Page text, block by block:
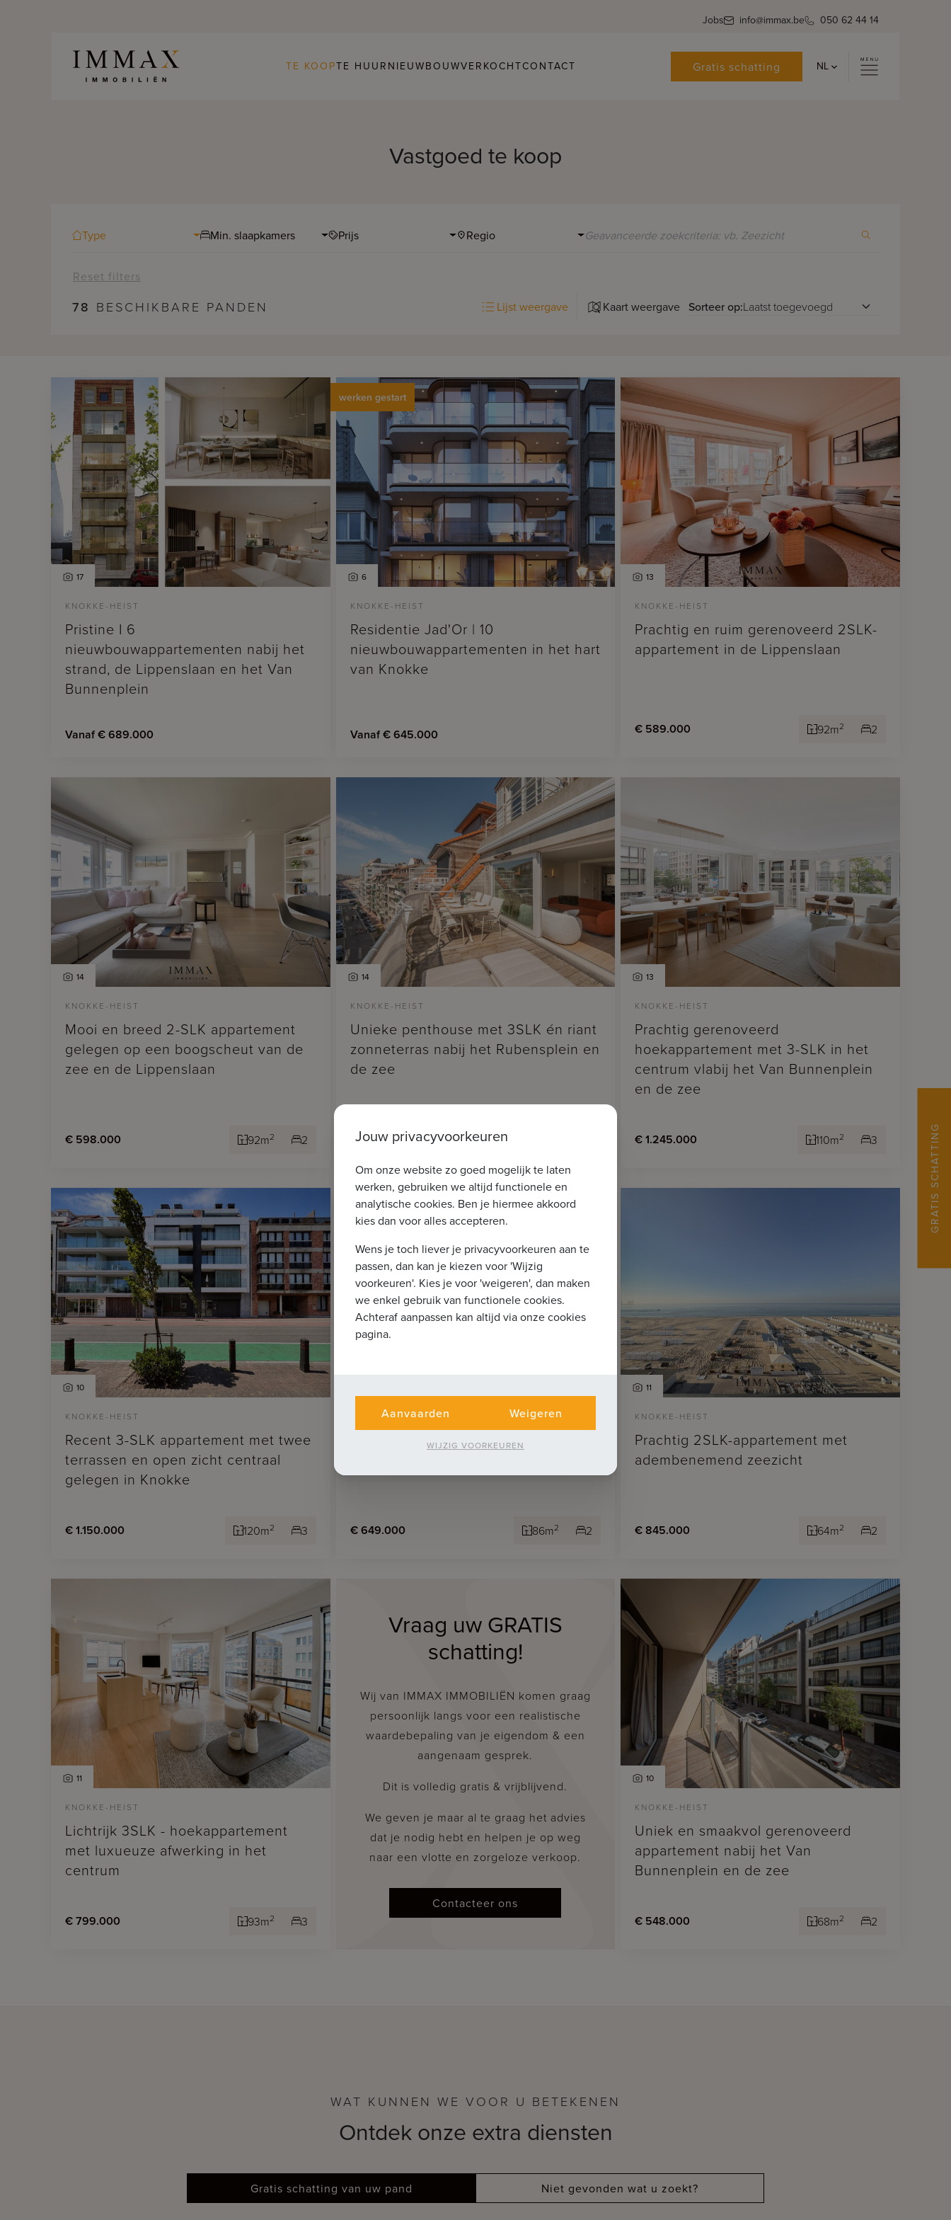
Jobs info@immax.be 050 62 44 14
TE KOOPTE HUUR NIEUWBOUWVERKOCHTCONTACT Gratis schatting NL
Vastgoed te koop
Type Min. slaapkamers Prijs Regio
Reset filters
78 BESCHIKBARE PANDEN Lijst weergave Kaart weergave Sorteer op:
17
KNOKKE-HEIST
Pristine I 6
nieuwbouwappartementen nabij het
strand, de Lippenslaan en het Van
Bunnenplein
Vanaf € 689.000
werken gestart
6
KNOKKE-HEIST
Residentie Jad'Or | 10
nieuwbouwappartementen in het hart
van Knokke
Vanaf € 645.000
13
KNOKKE-HEIST
Prachtig en ruim gerenoveerd 2SLK-
appartement in de Lippenslaan
€ 589.000 92m2 2
14
KNOKKE-HEIST
Mooi en breed 2-SLK appartement
gelegen op een boogscheut van de
zee en de Lippenslaan
€ 598.000 92m2 2
14
KNOKKE-HEIST
Unieke penthouse met 3SLK én riant
zonneterras nabij het Rubensplein en
de zee
€ 1.495.000
13
KNOKKE-HEIST
Prachtig gerenoveerd
hoekappartement met 3-SLK in het
centrum vlabij het Van Bunnenplein
en de zee
€ 1.245.000 110m2 3
10
KNOKKE-HEIST
Recent 3-SLK appartement met twee
terrassen en open zicht centraal
gelegen in Knokke
€ 1.150.000 120m2 3
KNOKKE-HEIST
Subliem gerenoveerd appartement
€ 649.000 86m2 2
11
KNOKKE-HEIST
Prachtig 2SLK-appartement met
adembenemend zeezicht
€ 845.000 64m2 2
11
KNOKKE-HEIST
Lichtrijk 3SLK - hoekappartement
met luxueuze afwerking in het
centrum
€ 799.000 93m2 3
Vraag uw GRATIS
schatting!
Wij van IMMAX IMMOBILIËN komen graag
persoonlijk langs voor een realistische
waardebepaling van je eigendom & een
aangenaam gesprek.
Dit is volledig gratis & vrijblijvend.
We geven je maar al te graag het advies
dat je nodig hebt en helpen je op weg
naar een vlotte en zorgeloze verkoop.
Contacteer ons
10
KNOKKE-HEIST
Uniek en smaakvol gerenoveerd
appartement nabij het Van
Bunnenplein en de zee
€ 548.000 68m2 2
WAT KUNNEN WE VOOR U BETEKENEN
Ontdek onze extra diensten
Gratis schatting van uw pand Niet gevonden wat u zoekt?
GRATIS SCHATTING
Jouw privacyvoorkeuren
Om onze website zo goed mogelijk te laten
werken, gebruiken we altijd functionele en
analytische cookies. Ben je hiermee akkoord
kies dan voor alles accepteren.
Wens je toch liever je privacyvoorkeuren aan te
passen, dan kan je kiezen voor 'Wijzig
voorkeuren'. Kies je voor 'weigeren', dan maken
we enkel gebruik van functionele cookies.
Achteraf aanpassen kan altijd via onze cookies
pagina.
Aanvaarden Weigeren
WIJZIG VOORKEUREN